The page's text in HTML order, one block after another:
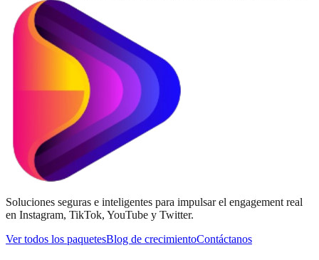
Soluciones seguras e inteligentes para impulsar el engagement real
en Instagram, TikTok, YouTube y Twitter.
Ver todos los paquetesBlog de crecimientoContáctanos